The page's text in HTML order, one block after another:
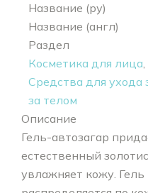
Название (ру)
Название (англ)
Раздел
Косметика для лица,
Средства для ухода
за телом
Описание
Гель-автозагар
естественный
увлажняет кожу. Гель